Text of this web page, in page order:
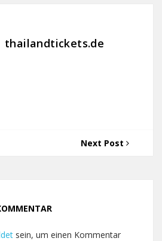
thailandtickets.de
Next Post
sein, um einen Kommentar